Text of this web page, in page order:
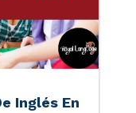
Inglés En